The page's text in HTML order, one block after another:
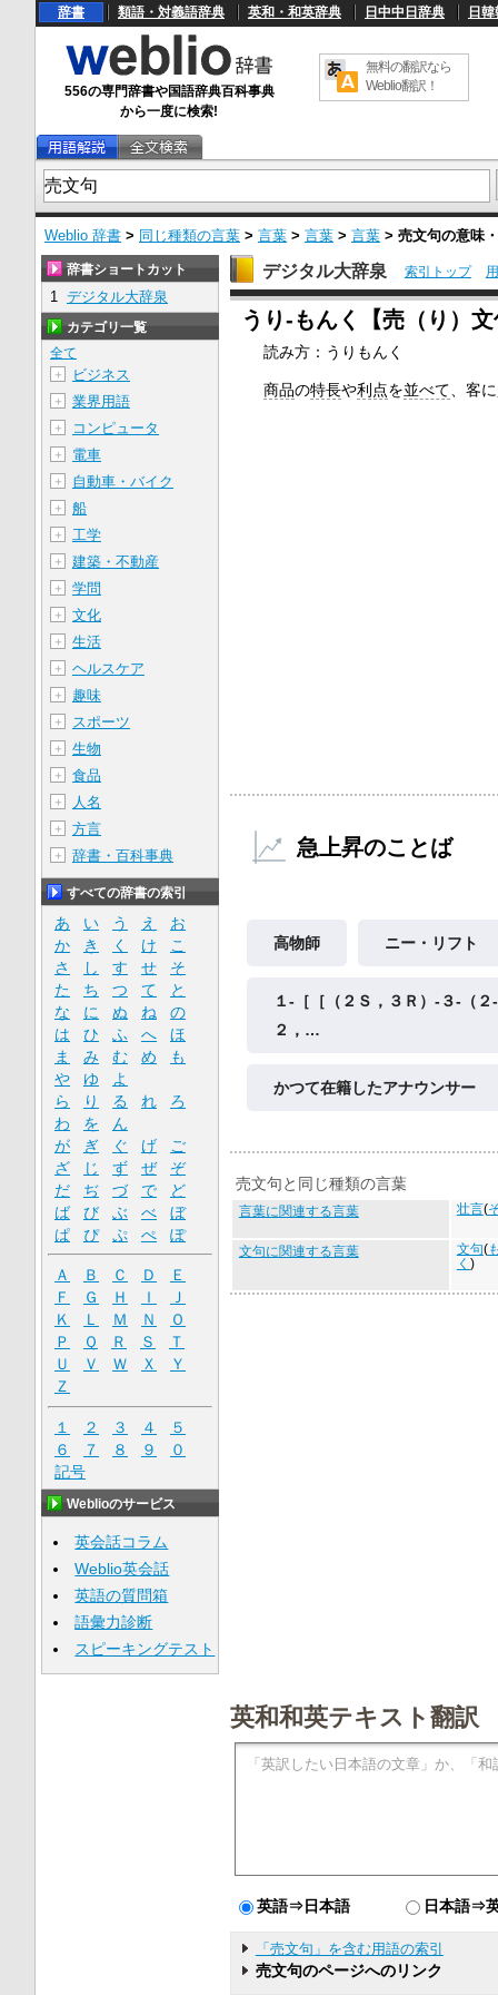
辞書 類語・対義語辞典 英和・和英辞典 日中中日辞典 日
556の専門辞書や国語辞典百科事典
から一度に検索!
無料の翻訳なら
Weblio翻訳！
Weblio 辞書 > 同じ種類の言葉 > 言葉 > 言葉 > 言葉 > 売文句の意味
U
n
m
e
デジタル大辞泉 索引トップ
うり‐もんく【売（り）
読み方：うりもんく
商品の特長や利点を並べて 、客
急上昇のことば
高物師 ニー・リフト
１‐［［（２Ｓ，３Ｒ）‐３‐（
２，…
かつて在籍したアナウンサー
売文句と同じ種類の言葉
言葉に関連する言葉 壮言(
文句に関連する言葉 文句(
く )
英和和英テキスト翻訳
英語⇒日本語 日本語⇒
「売文句」を含む用語の索引
売文句のページへのリンク
辞書ショートカット
1 デジタル大辞泉
カテゴリ一覧
全て
＋
ビジネス
＋ 業界用語
＋ コンピュータ
＋ 電車
＋ 自動車・バイク
＋ 船
＋ 工学
＋ 建築・不動産
＋ 学問
＋ 文化
＋ 生活
＋ ヘルスケア
＋ 趣味
＋ スポーツ
＋ 生物
＋ 食品
＋ 人名
＋ 方言
＋ 辞書・百科事典
すべての辞書の索引
あ い う え
お
か
き く け
こ
さ
し す せ
そ
た
ち つ て
と
な
に ぬ ね
の
は
ひ ふ へ
ほ
ま
み む め
も
や
ゆ
よ
ら
り る れ
ろ
わ
を
ん
が
ぎ ぐ げ
ご
ざ
じ ず ぜ
ぞ
だ
ぢ づ で
ど
ば
び ぶ べ
ぼ
ぱ
ぴ ぷ ぺ ぽ
Ａ Ｂ Ｃ Ｄ
Ｅ
Ｆ
Ｇ Ｈ Ｉ
Ｊ
Ｋ
Ｌ Ｍ Ｎ
Ｏ
Ｐ
Ｑ Ｒ Ｓ
Ｔ
Ｕ
Ｖ Ｗ Ｘ
Ｙ
Ｚ
１ ２ ３ ４
５
６
７ ８ ９
０
記号
Weblioのサービス
英会話コラム
Weblio英会話
英語の質問箱
語彙力診断
スピーキングテスト